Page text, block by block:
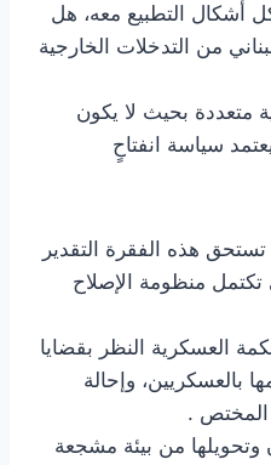
كل أشكال التطبيع معه، هل
من التدخلات الخارجية
متعددة بحيث لا يكون
سياسة انفتاحٍ
هذه الفقرة التقدير
منظومة الإصلاح
العسكرية النظر بقضايا
بالعسكريين، وإحالة
المختص .
من بيئة مشجعة